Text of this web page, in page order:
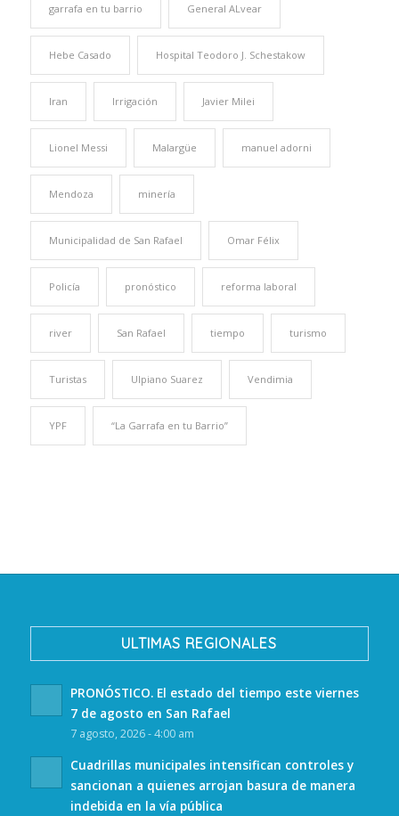
garrafa en tu barrio General ALvear
Hebe Casado Hospital Teodoro J. Schestakow
Iran Irrigación Javier Milei
Lionel Messi Malargüe manuel adorni
Mendoza minería
Municipalidad de San Rafael Omar Félix
Policía pronóstico reforma laboral
river San Rafael tiempo turismo
Turistas Ulpiano Suarez Vendimia
YPF “La Garrafa en tu Barrio”
ULTIMAS REGIONALES
PRONÓSTICO. El estado del tiempo este viernes
7 de agosto en San Rafael
7 agosto, 2026 - 4:00 am
Cuadrillas municipales intensifican controles y
sancionan a quienes arrojan basura de manera
indebida en la vía pública